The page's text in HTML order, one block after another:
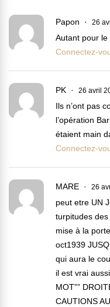
Papon 26
Autant pour le
Connectez-
PK 26 avril
Ils n’ont pas
l’opération
étaient main
Connectez-
MARE 26
peut etre UN
turpitudes
mise à la
oct1939
qui aura le
il est vrai
MOT””
CAUTIONS